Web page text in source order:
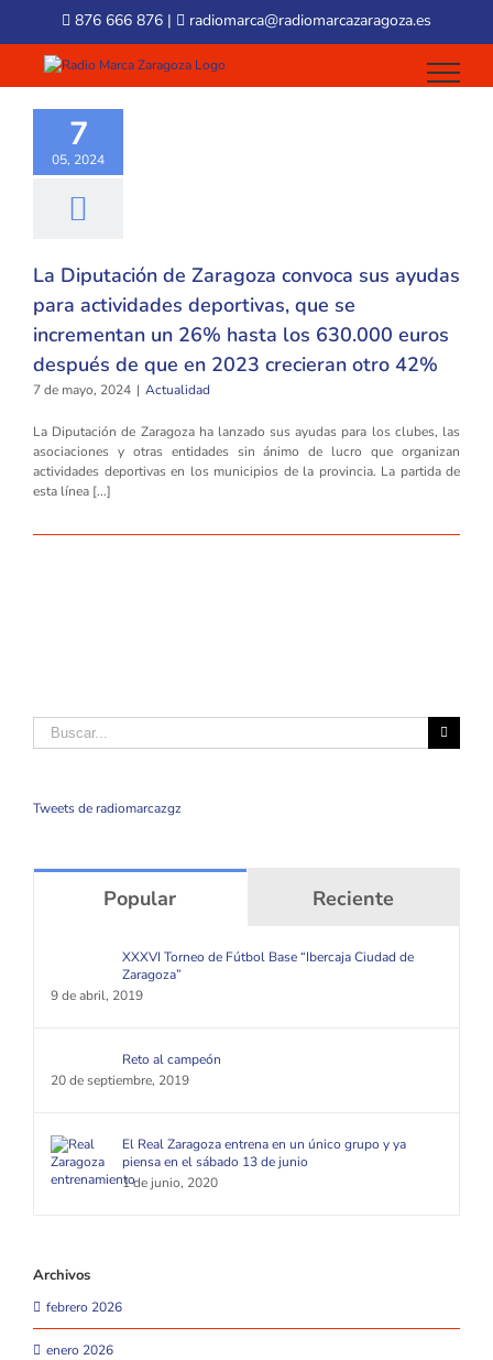
content
876 666 876 | radiomarca@radiomarcazaragoza.es
7
05, 2024
ayudas para
deportivas,
de que en
2023 crecieran
otro 42%
La Diputación de Zaragoza convoca sus ayudas
para actividades deportivas, que se
incrementan un 26% hasta los 630.000 euros
después de que en 2023 crecieran otro 42%
7 de mayo, 2024 | Actualidad
La Diputación de Zaragoza ha lanzado sus ayudas para los clubes, las
asociaciones y otras entidades sin ánimo de lucro que organizan
actividades deportivas en los municipios de la provincia. La partida de
esta línea [...]
Buscar
Tweets de radiomarcazgz
Popular Reciente
XXXVI Torneo de Fútbol Base “Ibercaja Ciudad de
Zaragoza”
9 de abril, 2019
Reto al campeón
20 de septiembre, 2019
El Real Zaragoza entrena en un único grupo y ya
piensa en el sábado 13 de junio
1 de junio, 2020
Archivos
febrero 2026
enero 2026